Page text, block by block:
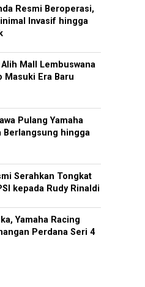
Resmi Beroperasi,
Invasif hingga
Mall Lembuswana
Masuki Era Baru
Pulang Yamaha
Berlangsung hingga
Serahkan Tongkat
kepada Rudy Rinaldi
Yamaha Racing
Perdana Seri 4